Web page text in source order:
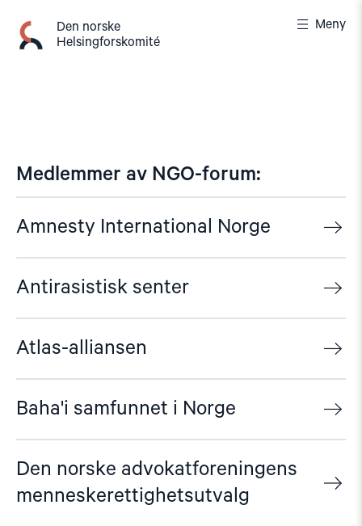
innhold
Den norske
Helsingforskomité
Meny
Medlemmer av NGO-forum:
Amnesty International Norge
Antirasistisk senter
Atlas-alliansen
Baha'i samfunnet i Norge
Den norske advokatforeningens
menneskerettighetsutvalg